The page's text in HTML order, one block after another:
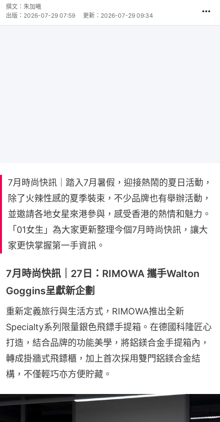
撰文： 朱加曦
出版： 2026-07-29 07:59 更新： 2026-07-29 09:34
7月時尚快訊｜踏入7月暑假，迎接熱鬧的夏日活動，
除了火辣性感的夏季裝束，不少品牌也有舉辦活動，
並邀請各地女星來港參與，感受香港的熱情和魅力。
「01女生」為大家更新整理今個7月時尚快訊，讓大
家更快掌握第一手資訊。
7月時尚快訊｜27日：RIMOWA 攜手Walton
Goggins呈獻新企劃
重新定義旅行與生活方式，RIMOWA推出全新
Specialty系列限量銀色飛鏢手提箱。在德國科隆匠心
打造，結合品牌的功能美學，將鋁鎂合金手提箱內，
轉成掛牆式飛鏢櫃，加上首次採用雙門鋁鎂合金結
構，不僅輕巧亦方便貯藏。